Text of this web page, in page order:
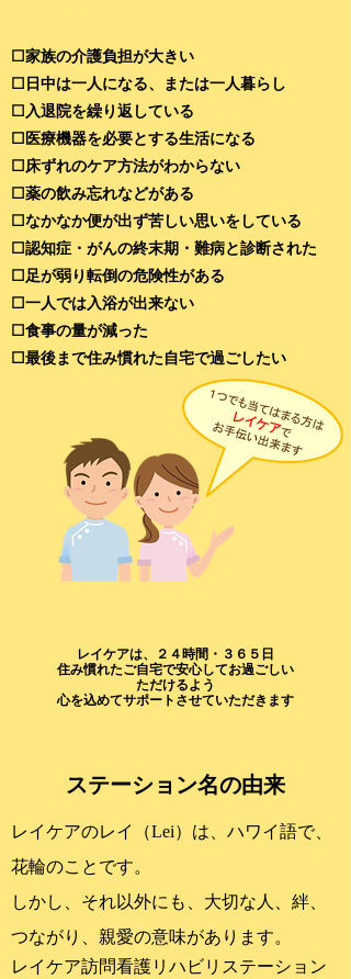
☐家族の介護負担が大きい
☐日中は一人になる、または一人暮らし
☐入退院を繰り返している
☐医療機器を必要とする生活になる
☐床ずれのケア方法がわからない
☐薬の飲み忘れなどがある
☐なかなか便が出ず苦しい思いをしている
☐認知症・がんの終末期・難病と診断された
☐足が弱り転倒の危険性がある
☐一人では入浴が出来ない
☐食事の量が減った
​☐最後まで住み慣れた自宅で過ごしたい
レイケアは、２４時間・３６５日
住み慣れたご自宅で安心してお過ごしい
ただけるよう
心を込めてサポート させていただきます
​ステーション名の由来
レイケアのレイ（Lei）は、ハワイ語で、
花輪のことです。
しかし、それ以外にも、大切な人、絆、
つながり、親愛の意味があります。
レイケア訪問看護リハビリステーション